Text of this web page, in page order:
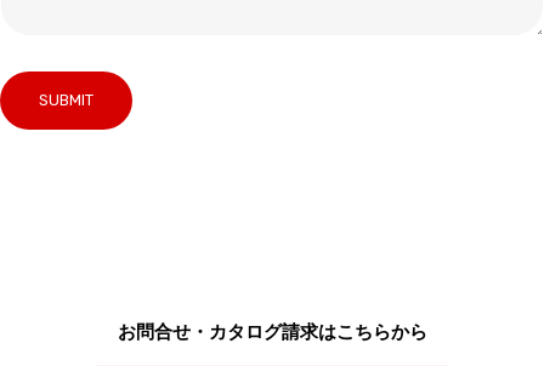
お問合せ・カタログ請求はこちらから